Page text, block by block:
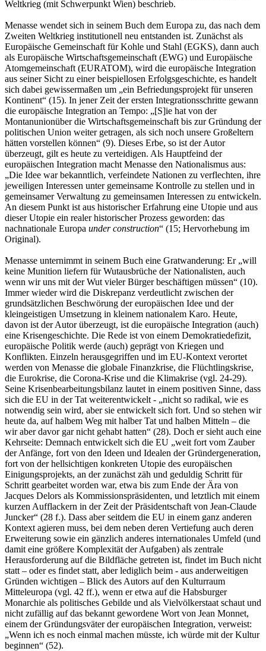
Weltkrieg (mit Schwerpunkt Wien) beschrieb.
Menasse wendet sich in seinem Buch dem Europa zu, das nach dem
Zweiten Weltkrieg institutionell neu entstanden ist. Zunächst als
Europäische Gemeinschaft für Kohle und Stahl (EGKS), dann auch
als Europäische Wirtschaftsgemeinschaft (EWG) und Europäische
Atomgemeinschaft (EURATOM), wird die europäische Integration
aus seiner Sicht zu einer beispiellosen Erfolgsgeschichte, es handelt
sich dabei gewissermaßen um „ein Befriedungsprojekt für unseren
Kontinent“ (15). In jener Zeit der ersten Integrationsschritte gewann
die europäische Integration an Tempo: „[S]ie hat von der
Montanunionüber die Wirtschaftsgemeinschaft bis zur Gründung der
politischen Union weiter getragen, als sich noch unsere Großeltern
hätten vorstellen können“ (9). Dieses Erbe, so ist der Autor
überzeugt, gilt es heute zu verteidigen. Als Hauptfeind der
europäischen Integration macht Menasse den Nationalismus aus:
„Die Idee war bekanntlich, verfeindete Nationen zu verflechten, ihre
jeweiligen Interessen unter gemeinsame Kontrolle zu stellen und in
gemeinsamer Verwaltung zu gemeinsamen Interessen zu entwickeln.
An diesem Punkt ist aus historischer Erfahrung eine Utopie und aus
dieser Utopie ein realer historischer Prozess geworden: das
nachnationale Europa under construction“ (15; Hervorhebung im
Original).
Menasse unternimmt in seinem Buch eine Gratwanderung: Er „will
keine Munition liefern für Wutausbrüche der Nationalisten, auch
wenn wir uns mit der Wut vieler Bürger beschäftigen müssen“ (10).
Immer wieder wird die Diskrepanz verdeutlicht zwischen der
grundsätzlichen Beschwörung der europäischen Idee und der
kleingeistigen Umsetzung in kleinem nationalem Karo. Heute,
davon ist der Autor überzeugt, ist die europäische Integration (auch)
eine Krisengeschichte. Die Rede ist von einem Demokratiedefizit,
europäische Politik werde (auch) geprägt von Kriegen und
Konflikten. Einzeln herausgegriffen und im EU-Kontext verortet
werden von Menasse die globale Finanzkrise, die Flüchtlingskrise,
die Eurokrise, die Corona-Krise und die Klimakrise (vgl. 24-29).
Seine Krisenbearbeitungsbilanz lautet in einem positiven Sinne, dass
sich die EU in der Tat weiterentwickelt - „nicht so radikal, wie es
notwendig sein wird, aber sie entwickelt sich fort. Und so stehen wir
heute da, auf halbem Weg mit halber Tat und halben Mitteln – die
wir aber davor gar nicht gehabt hatten“ (28). Doch er sieht auch eine
Kehrseite: Demnach entwickelt sich die EU „weit fort vom Zauber
der Anfänge, fort von den Ideen und Idealen der Gründergeneration,
fort von der hellsichtigen konkreten Utopie des europäischen
Einigungsprojekts, an der zunächst zäh und geduldig Schritt für
Schritt gearbeitet worden war, etwa bis zum Ende der Ära von
Jacques Delors als Kommissionspräsidenten, und letztlich mit einem
kurzen Aufflackern in der Zeit der Präsidentschaft von Jean-Claude
Juncker“ (28 f.). Dass aber seitdem die EU in einem ganz anderen
Kontext agieren muss, bei dem neben deren Vertiefung auch deren
Erweiterung sowie ein gänzlich anderes internationales Umfeld (und
damit eine größere Komplexität der Aufgaben) als zentrale
Herausforderung auf die Bildfläche getreten ist, findet im Buch nicht
statt – oder es findet statt, aber lediglich beim - aus anderweitigen
Gründen wichtigen – Blick des Autors auf den Kulturraum
Mitteleuropa (vgl. 42 ff.), wenn er etwa auf die Habsburger
Monarchie als politisches Gebilde und als Vielvölkerstaat schaut und
nicht zufällig auf das bekannt gewordene Wort von Jean Monnet,
einem der Gründungsväter der europäischen Integration, verweist:
„Wenn ich es noch einmal machen müsste, ich würde mit der Kultur
beginnen“ (52).